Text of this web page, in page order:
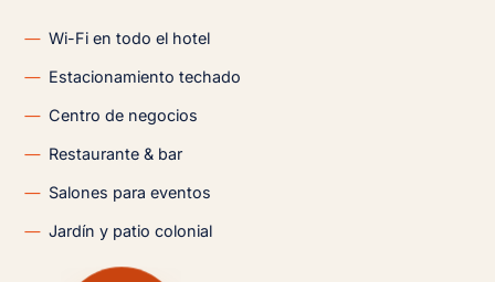
Wi-Fi en todo el hotel
Estacionamiento techado
Centro de negocios
Restaurante & bar
Salones para eventos
Jardín y patio colonial